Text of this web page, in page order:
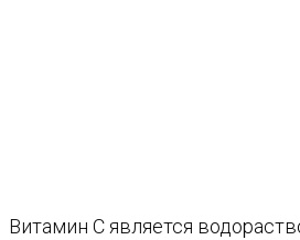
Витамин С является